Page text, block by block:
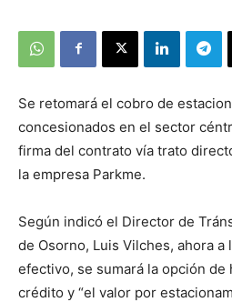
Se retomará el cobro de
concesionados en el sector
firma del contrato vía trato
la empresa Parkme.
Según indicó el Director de
de Osorno, Luis Vilches, ahora a
efectivo, se sumará la opción de
crédito y “el valor por